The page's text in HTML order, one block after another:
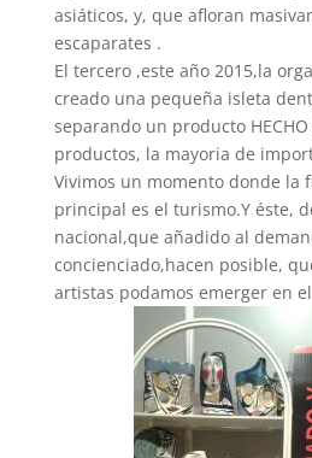
asiáticos, y, que afloran
escaparates .
El tercero ,este año 2015,la
creado una pequeña isleta
separando un producto
productos, la mayoria de
Vivimos un momento donde la
principal es el turismo.Y éste,
nacional,que añadido al
concienciado,hacen posible,
artistas podamos emerger en